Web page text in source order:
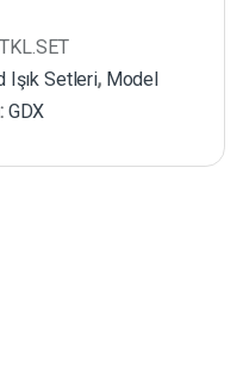
Işık Setleri, Model
GDX